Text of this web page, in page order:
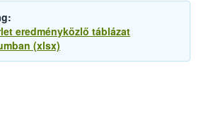
eredményközlő táblázat
(xlsx)